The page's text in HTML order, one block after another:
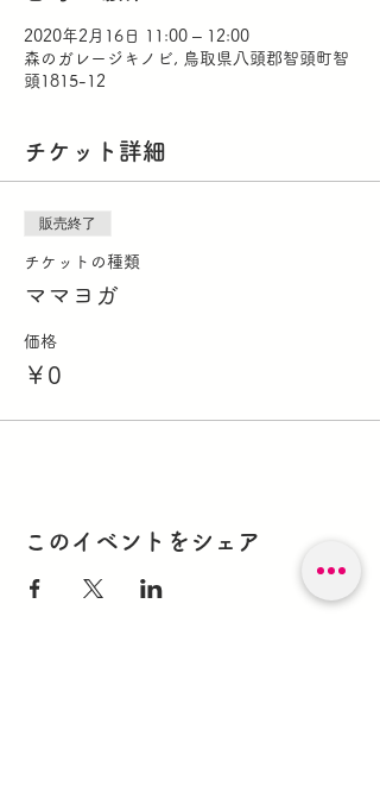
2020年2月16日 11:00 – 12:00
森のガレージキノビ, 鳥取県八頭郡智頭町智
頭1815-12
チケット詳細
販売終了
チケットの種類
ママヨガ
価格
￥0
このイベントをシェア